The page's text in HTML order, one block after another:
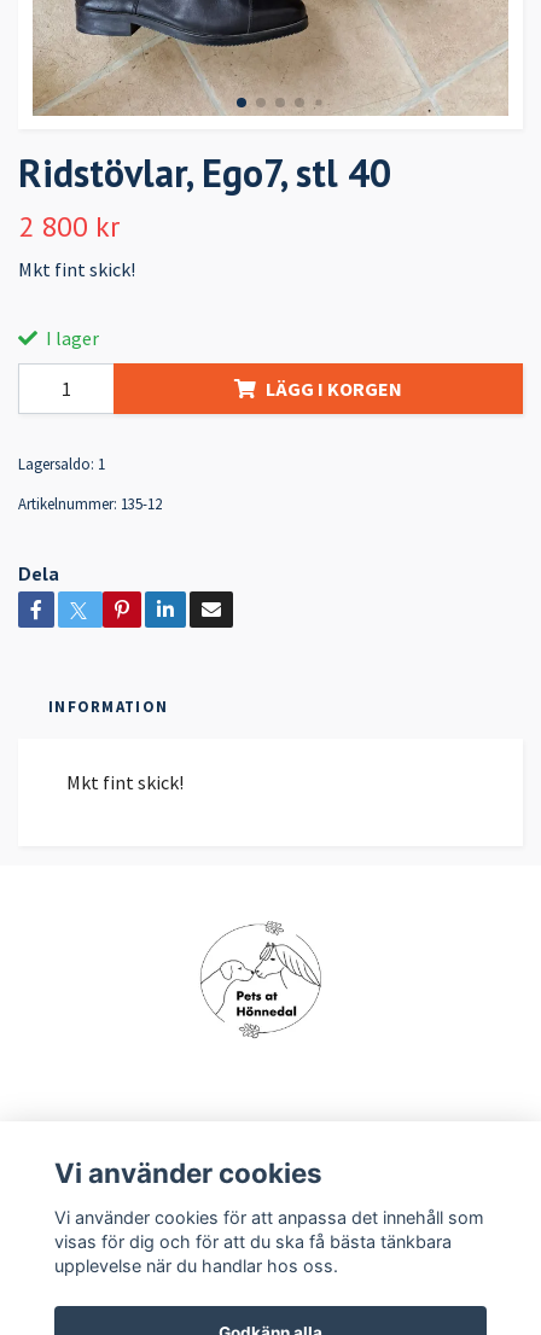
Ridstövlar, Ego7, stl 40
2 800 kr
Mkt fint skick!
I lager
LÄGG I KORGEN
Lagersaldo: 1
Artikelnummer: 135-12
Dela
INFORMATION
Mkt fint skick!
Köpvillkor
Vi använder cookies
Vi använder cookies för att anpassa det innehåll som
visas för dig och för att du ska få bästa tänkbara
upplevelse när du handlar hos oss.